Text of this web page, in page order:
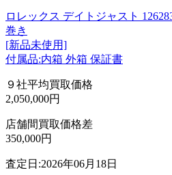
ロレックス デイトジャスト
巻き
[新品未使用]
付属品:内箱 外箱 保証書
９社平均買取価格
2,050,000円
店舗間買取価格差
350,000円
査定日:2026年06月18日